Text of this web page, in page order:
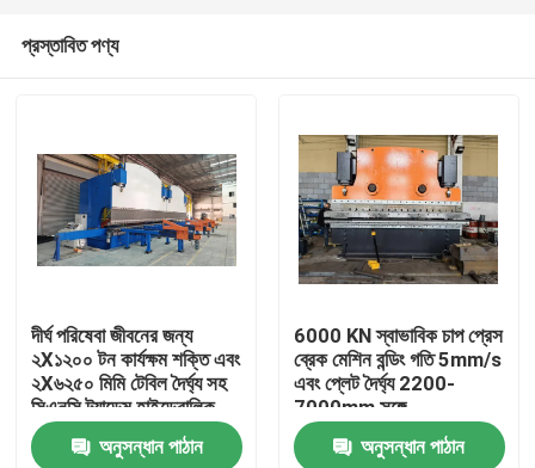
প্রস্তাবিত পণ্য
দীর্ঘ পরিষেবা জীবনের জন্য
২X১২০০ টন কার্যক্ষম শক্তি এবং
২X৬২৫০ মিমি টেবিল দৈর্ঘ্য সহ
সিএনসি ট্যান্ডেম হাইড্রোলিক
প্রেস ব্রেক
অনুসন্ধান পাঠান
6000 KN স্বাভাবিক চাপ প্রেস
ব্রেক মেশিন বন্ডিং গতি 5mm/s
এবং প্লেট দৈর্ঘ্য 2200-
7000mm সঙ্গে
অনুসন্ধান পাঠান